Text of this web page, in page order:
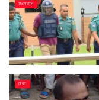
বাংলাদেশ
ঢাকা